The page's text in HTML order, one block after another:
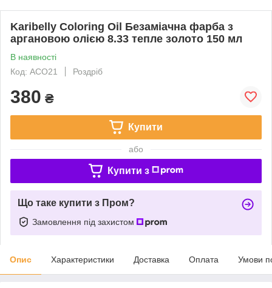
Karibelly Coloring Oil Безаміачна фарба з
аргановою олією 8.33 тепле золото 150 мл
В наявності
Код: ACO21
Роздріб
380 ₴
Купити
або
Купити з
Що таке купити з Пром?
Замовлення під захистом
Опис Характеристики Доставка Оплата Умови